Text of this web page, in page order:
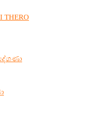
THERO